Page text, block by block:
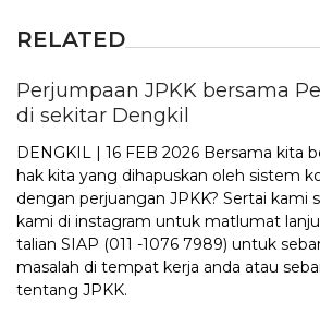
RELATED
Perjumpaan JPKK bersama
di sekitar Dengkil
DENGKIL | 16 FEB 2026 Bersama kita
hak kita yang dihapuskan oleh sistem
dengan perjuangan JPKK? Sertai kami
kami di instagram untuk matlumat
talian SIAP (011 -1076 7989) untuk
masalah di tempat kerja anda atau
tentang JPKK.